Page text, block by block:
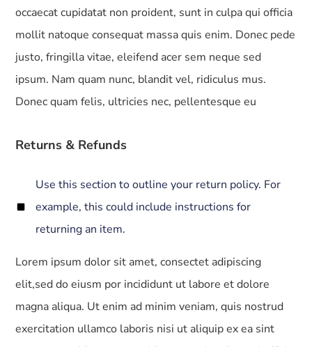
occaecat cupidatat non proident, sunt in culpa qui officia
mollit natoque consequat massa quis enim. Donec pede
justo, fringilla vitae, eleifend acer sem neque sed
ipsum. Nam quam nunc, blandit vel, ridiculus mus.
Donec quam felis, ultricies nec, pellentesque eu
Returns & Refunds
Use this section to outline your return policy. For
example, this could include instructions for
returning an item.
Lorem ipsum dolor sit amet, consectet adipiscing
elit,sed do eiusm por incididunt ut labore et dolore
magna aliqua. Ut enim ad minim veniam, quis nostrud
exercitation ullamco laboris nisi ut aliquip ex ea sint